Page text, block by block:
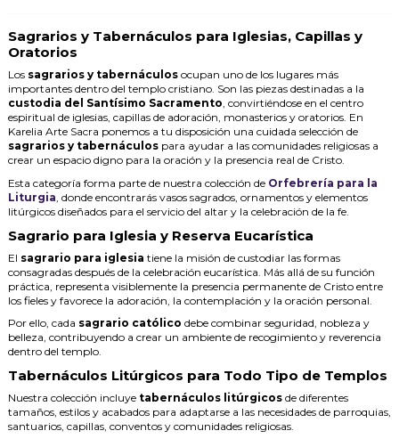
Sagrarios y Tabernáculos para Iglesias, Capillas y
Oratorios
Los sagrarios y tabernáculos ocupan uno de los lugares más
importantes dentro del templo cristiano. Son las piezas destinadas a la
custodia del Santísimo Sacramento, convirtiéndose en el centro
espiritual de iglesias, capillas de adoración, monasterios y oratorios. En
Karelia Arte Sacra ponemos a tu disposición una cuidada selección de
sagrarios y tabernáculos para ayudar a las comunidades religiosas a
crear un espacio digno para la oración y la presencia real de Cristo.
Esta categoría forma parte de nuestra colección de Orfebrería para la
Liturgia , donde encontrarás vasos sagrados, ornamentos y elementos
litúrgicos diseñados para el servicio del altar y la celebración de la fe.
Sagrario para Iglesia y Reserva Eucarística
El sagrario para iglesia tiene la misión de custodiar las formas
consagradas después de la celebración eucarística. Más allá de su función
práctica, representa visiblemente la presencia permanente de Cristo entre
los fieles y favorece la adoración, la contemplación y la oración personal.
Por ello, cada sagrario católico debe combinar seguridad, nobleza y
belleza, contribuyendo a crear un ambiente de recogimiento y reverencia
dentro del templo.
Tabernáculos Litúrgicos para Todo Tipo de Templos
Nuestra colección incluye tabernáculos litúrgicos de diferentes
tamaños, estilos y acabados para adaptarse a las necesidades de parroquias,
santuarios, capillas, conventos y comunidades religiosas.